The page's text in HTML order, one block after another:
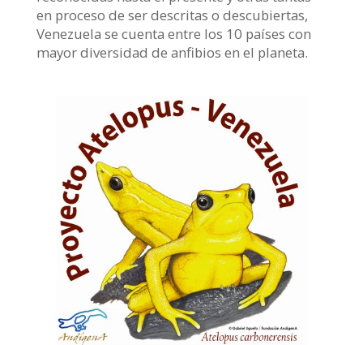
en proceso de ser descritas o descubiertas,
Venezuela se cuenta entre los 10 países con
mayor diversidad de anfibios en el planeta.